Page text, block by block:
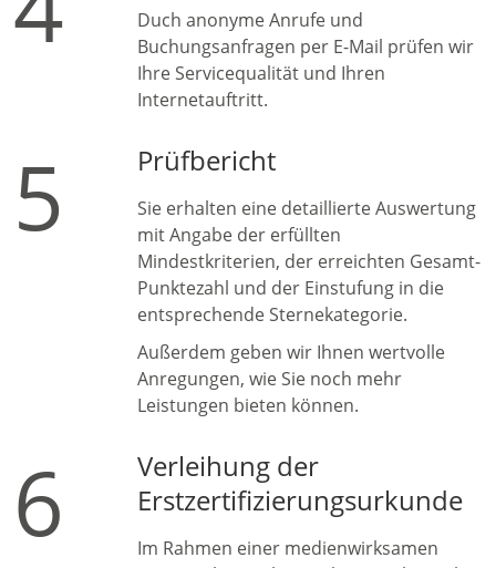
Duch anonyme Anrufe und
Buchungsanfragen per E-Mail prüfen wir
Ihre Servicequalität und Ihren
Internetauftritt.
5 Prüfbericht
Sie erhalten eine detaillierte Auswertung
mit Angabe der erfüllten
Mindestkriterien, der erreichten Gesamt-
Punktezahl und der Einstufung in die
entsprechende Sternekategorie.
Außerdem geben wir Ihnen wertvolle
Anregungen, wie Sie noch mehr
Leistungen bieten können.
6
Verleihung der
Erstzertifizierungsurkunde
Im Rahmen einer medienwirksamen